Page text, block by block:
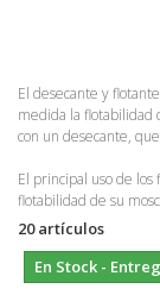
El desecante y
medida la flotabilidad
con un desecante,
El principal uso de
flotabilidad de su
20 artículos
En Stock -